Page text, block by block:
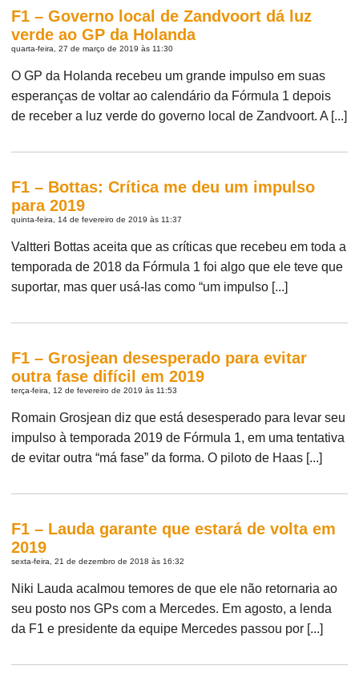
F1 – Governo local de Zandvoort dá luz
verde ao GP da Holanda
quarta-feira, 27 de março de 2019 às 11:30
O GP da Holanda recebeu um grande impulso em suas
esperanças de voltar ao calendário da Fórmula 1 depois
de receber a luz verde do governo local de Zandvoort. A [...]
F1 – Bottas: Crítica me deu um impulso
para 2019
quinta-feira, 14 de fevereiro de 2019 às 11:37
Valtteri Bottas aceita que as críticas que recebeu em toda a
temporada de 2018 da Fórmula 1 foi algo que ele teve que
suportar, mas quer usá-las como “um impulso [...]
F1 – Grosjean desesperado para evitar
outra fase difícil em 2019
terça-feira, 12 de fevereiro de 2019 às 11:53
Romain Grosjean diz que está desesperado para levar seu
impulso à temporada 2019 de Fórmula 1, em uma tentativa
de evitar outra “má fase” da forma. O piloto de Haas [...]
F1 – Lauda garante que estará de volta em
2019
sexta-feira, 21 de dezembro de 2018 às 16:32
Niki Lauda acalmou temores de que ele não retornaria ao
seu posto nos GPs com a Mercedes. Em agosto, a lenda
da F1 e presidente da equipe Mercedes passou por [...]